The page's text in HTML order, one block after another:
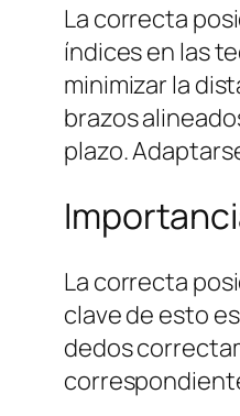
La correcta
índices en las
minimizar la
brazos
plazo.
La correcta
clave de esto
dedos